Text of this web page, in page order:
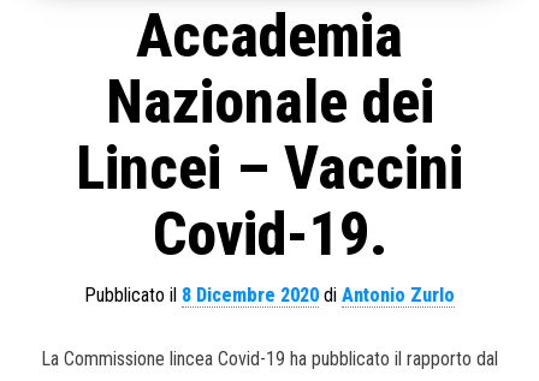
Accademia
Nazionale dei
Lincei – Vaccini
Covid-19.
Pubblicato il 8 Dicembre 2020 di Antonio Zurlo
La Commissione lincea Covid-19 ha pubblicato il rapporto dal